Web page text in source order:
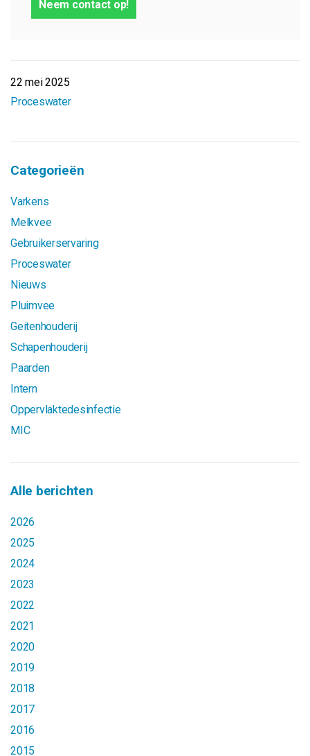
Neem contact op!
22 mei 2025
Proceswater
Categorieën
Varkens
Melkvee
Gebruikerservaring
Proceswater
Nieuws
Pluimvee
Geitenhouderij
Schapenhouderij
Paarden
Intern
Oppervlaktedesinfectie
MIC
Alle berichten
2026
2025
2024
2023
2022
2021
2020
2019
2018
2017
2016
2015